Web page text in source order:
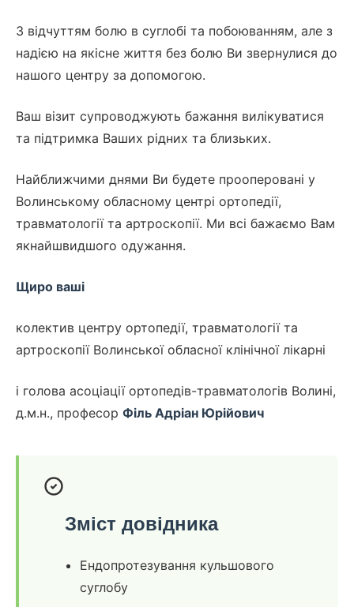
З відчуттям болю в суглобі та побоюванням, але з
надією на якісне життя без болю Ви звернулися до
нашого центру за допомогою.
Ваш візит супроводжують бажання вилікуватися
та підтримка Ваших рідних та близьких.
Найближчими днями Ви будете прооперовані у
Волинському обласному центрі ортопедії,
травматології та артроскопії. Ми всі бажаємо Вам
якнайшвидшого одужання.
Щиро ваші
колектив центру ортопедії, травматології та
артроскопії Волинської обласної клінічної лікарні
і голова асоціації ортопедів-травматологів Волині,
д.м.н., професор Філь Адріан Юрійович
Зміст довідника
Ендопротезування кульшового
суглобу